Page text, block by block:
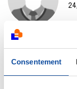
Consentement
Bonjour,
J'espère